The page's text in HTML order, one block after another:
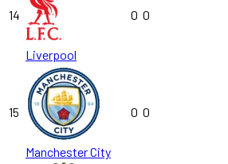
14
Liverpool
0 0
15
Manchester City
0 0